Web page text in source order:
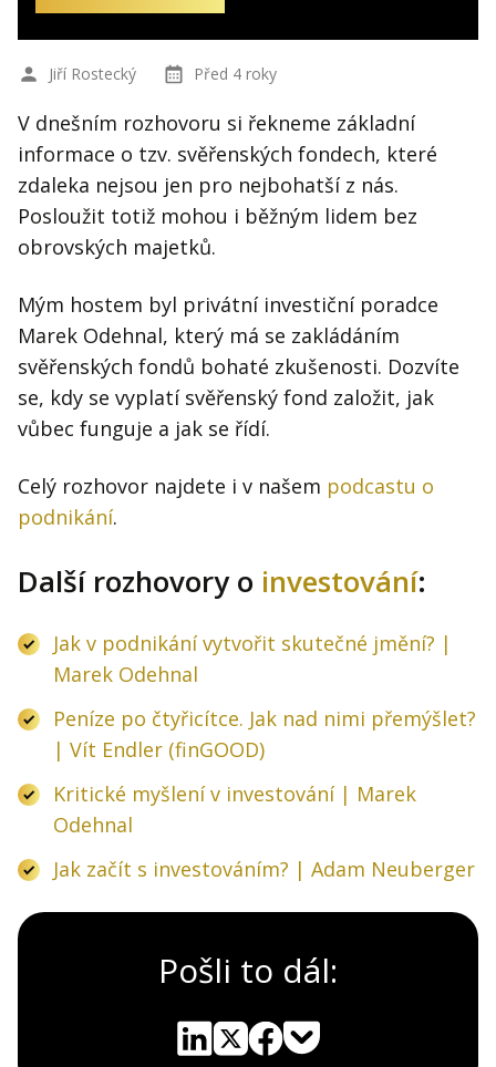
Jiří Rostecký Před 4 roky
V dnešním rozhovoru si řekneme základní
informace o tzv. svěřenských fondech, které
zdaleka nejsou jen pro nejbohatší z nás.
Posloužit totiž mohou i běžným lidem bez
obrovských majetků.
Mým hostem byl privátní investiční poradce
Marek Odehnal, který má se zakládáním
svěřenských fondů bohaté zkušenosti. Dozvíte
se, kdy se vyplatí svěřenský fond založit, jak
vůbec funguje a jak se řídí.
Celý rozhovor najdete i v našem podcastu o
podnikání.
Další rozhovory o investování:
Jak v podnikání vytvořit skutečné jmění? |
Marek Odehnal
Peníze po čtyřicítce. Jak nad nimi přemýšlet?
| Vít Endler (finGOOD)
Kritické myšlení v investování | Marek
Odehnal
Jak začít s investováním? | Adam Neuberger
Pošli to dál: